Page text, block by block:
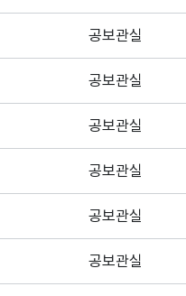
공보관실
공보관실
공보관실
공보관실
공보관실
공보관실